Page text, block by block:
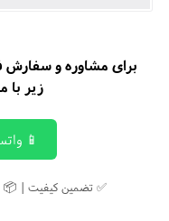
برای مشاوره و سفارش
زیر با
📱
✅ تضمین کیفیت | 📦